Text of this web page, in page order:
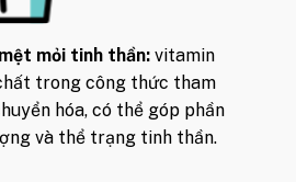
mỏi tinh thần:vitamin
trong công thức tham
hóa, có thể góp phần
và thể trạng tinh thần.